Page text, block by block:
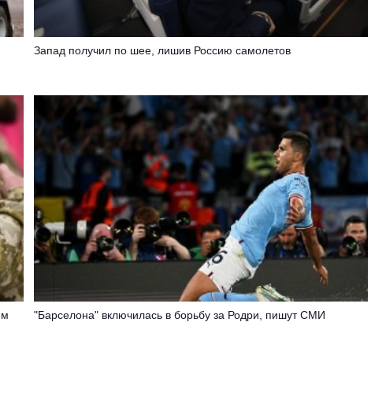
Запад получил по шее, лишив Россию самолетов
"Барселона" включилась в борьбу за Родри, пишут СМИ